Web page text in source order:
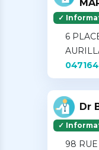
✓
6
Dr
✓
98